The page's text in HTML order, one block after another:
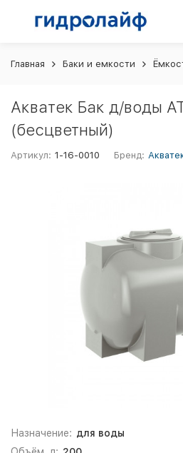
Главная Баки и емкости
Акватек Бак д/воды
(бесцветный)
Артикул: 1-16-0010 Бренд:
Назначение: для воды